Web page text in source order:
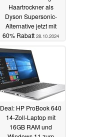
Haartrockner als
Dyson Supersonic-
Alternative jetzt mit
60% Rabatt 28.10.2024
Deal: HP ProBook 640
14-Zoll-Laptop mit
16GB RAM und